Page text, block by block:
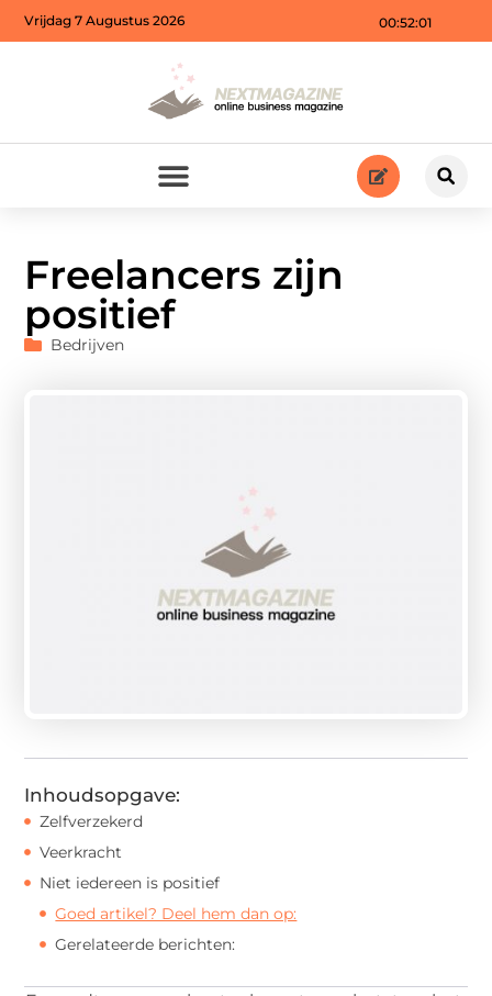
00:52:02
Vrijdag 7 Augustus 2026
Freelancers zijn
positief
Bedrijven
Inhoudsopgave:
Zelfverzekerd
Veerkracht
Niet iedereen is positief
Goed artikel? Deel hem dan op:
Gerelateerde berichten: